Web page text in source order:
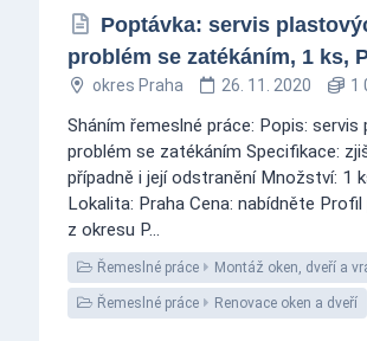
Poptávka: servis
problém se zatékáním, 1 ks,
okres Praha 26. 11. 2020 1
Sháním řemeslné práce: Popis:
problém se zatékáním Specifikace:
případně i její odstranění Množství: 1
Lokalita: Praha Cena: nabídněte
z okresu P...
Řemeslné práce Montáž oken, dveří a
Řemeslné práce Renovace oken a dveří